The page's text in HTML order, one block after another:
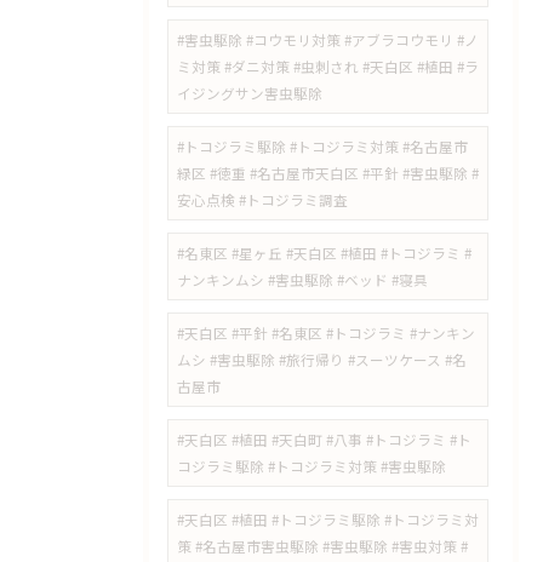
#害虫駆除 #コウモリ対策 #アブラコウモリ #ノ
ミ対策 #ダニ対策 #虫刺され #天白区 #植田 #ラ
イジングサン害虫駆除
#トコジラミ駆除 #トコジラミ対策 #名古屋市
緑区 #徳重 #名古屋市天白区 #平針 #害虫駆除 #
安心点検 #トコジラミ調査
#名東区 #星ヶ丘 #天白区 #植田 #トコジラミ #
ナンキンムシ #害虫駆除 #ベッド #寝具
#天白区 #平針 #名東区 #トコジラミ #ナンキン
ムシ #害虫駆除 #旅行帰り #スーツケース #名
古屋市
#天白区 #植田 #天白町 #八事 #トコジラミ #ト
コジラミ駆除 #トコジラミ対策 #害虫駆除
#天白区 #植田 #トコジラミ駆除 #トコジラミ対
策 #名古屋市害虫駆除 #害虫駆除 #害虫対策 #